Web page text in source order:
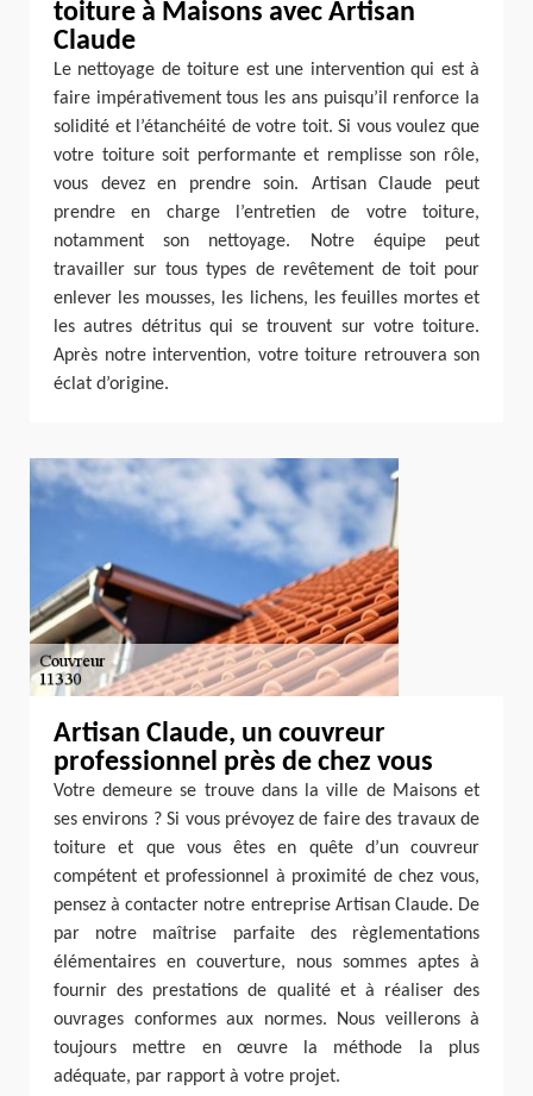
toiture à Maisons avec Artisan
Claude
Le nettoyage de toiture est une intervention qui est à
faire impérativement tous les ans puisqu’il renforce la
solidité et l’étanchéité de votre toit. Si vous voulez que
votre toiture soit performante et remplisse son rôle,
vous devez en prendre soin. Artisan Claude peut
prendre en charge l’entretien de votre toiture,
notamment son nettoyage. Notre équipe peut
travailler sur tous types de revêtement de toit pour
enlever les mousses, les lichens, les feuilles mortes et
les autres détritus qui se trouvent sur votre toiture.
Après notre intervention, votre toiture retrouvera son
éclat d’origine.
Artisan Claude, un couvreur
professionnel près de chez vous
Votre demeure se trouve dans la ville de Maisons et
ses environs ? Si vous prévoyez de faire des travaux de
toiture et que vous êtes en quête d’un couvreur
compétent et professionnel à proximité de chez vous,
pensez à contacter notre entreprise Artisan Claude. De
par notre maîtrise parfaite des règlementations
élémentaires en couverture, nous sommes aptes à
fournir des prestations de qualité et à réaliser des
ouvrages conformes aux normes. Nous veillerons à
toujours mettre en œuvre la méthode la plus
adéquate, par rapport à votre projet.